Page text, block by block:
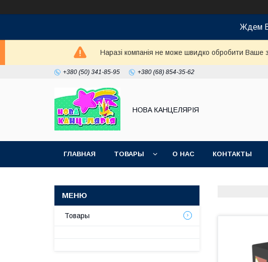
Ждем
Наразі компанія не може швидко обробити Ваше
+380 (50) 341-85-95 +380 (68) 854-35-62
НОВА КАНЦЕЛЯРІЯ
ГЛАВНАЯ ТОВАРЫ О НАС КОНТАКТЫ
Товары